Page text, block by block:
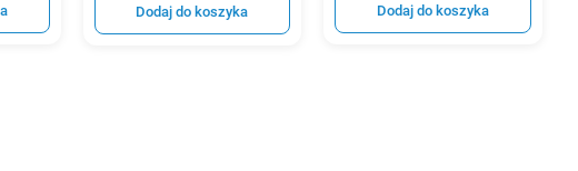
Dodaj do koszyka Dodaj do koszyka